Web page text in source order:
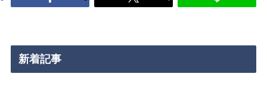
新着記事